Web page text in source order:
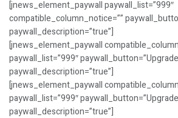
[jnews_element_paywall paywall_list=”999″
compatible_column_notice=””
paywall_description=”true”]
[jnews_element_paywall
paywall_list=”999″
paywall_description=”true”]
[jnews_element_paywall
paywall_list=”999″
paywall_description=”true”]